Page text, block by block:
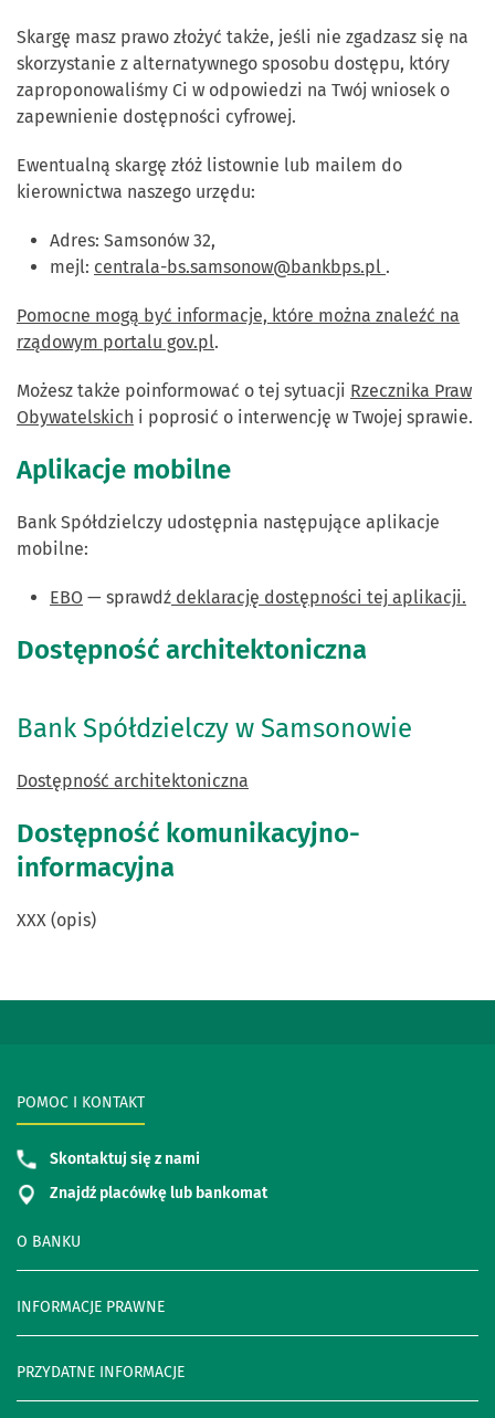
Skargę masz prawo złożyć także, jeśli nie zgadzasz się na
skorzystanie z alternatywnego sposobu dostępu, który
zaproponowaliśmy Ci w odpowiedzi na Twój wniosek o
zapewnienie dostępności cyfrowej.
Ewentualną skargę złóż listownie lub mailem do
kierownictwa naszego urzędu:
Adres: Samsonów 32,
mejl: centrala-bs.samsonow@bankbps.pl .
Pomocne mogą być informacje, które można znaleźć na
rządowym portalu gov.pl.
Możesz także poinformować o tej sytuacji Rzecznika Praw
Obywatelskich i poprosić o interwencję w Twojej sprawie.
Aplikacje mobilne
Bank Spółdzielczy udostępnia następujące aplikacje
mobilne:
EBO — sprawdź deklarację dostępności tej aplikacji.
Dostępność architektoniczna
Bank Spółdzielczy w Samsonowie
Dostępność architektoniczna
Dostępność komunikacyjno-
informacyjna
XXX (opis)
O BANKU
INFORMACJE PRAWNE
PRZYDATNE INFORMACJE
POMOC I KONTAKT
Skontaktuj się z nami
Znajdź placówkę lub bankomat